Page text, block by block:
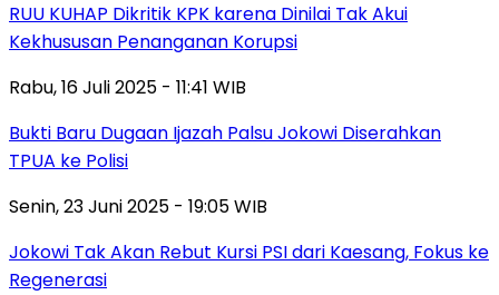
RUU KUHAP Dikritik KPK karena Dinilai Tak Akui
Kekhususan Penanganan Korupsi
Rabu, 16 Juli 2025 - 11:41 WIB
Bukti Baru Dugaan Ijazah Palsu Jokowi Diserahkan
TPUA ke Polisi
Senin, 23 Juni 2025 - 19:05 WIB
Jokowi Tak Akan Rebut Kursi PSI dari Kaesang, Fokus ke
Regenerasi